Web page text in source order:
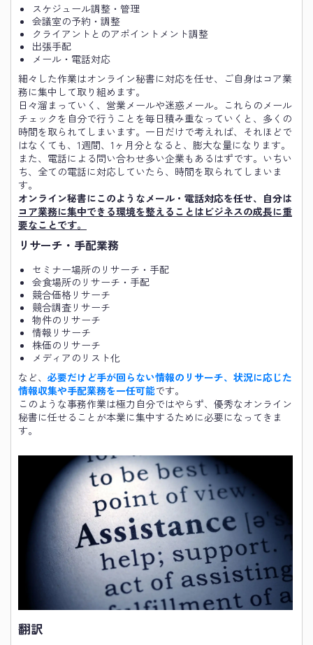
スケジュール調整・管理
会議室の予約・調整
クライアントとのアポイントメント調整
出張手配
メール・電話対応
細々した作業はオンライン秘書に対応を任せ、ご自身はコア業
務に集中して取り組めます。
日々溜まっていく、営業メールや迷惑メール。これらのメール
チェックを自分で行うことを毎日積み重なっていくと、多くの
時間を取られてしまいます。一日だけで考えれば、それほどで
はなくても、1週間、1ヶ月分となると、膨大な量になります。
また、電話による問い合わせ多い企業もあるはずです。いちい
ち、全ての電話に対応していたら、時間を取られてしまいま
す。
オンライン秘書にこのようなメール・電話対応を任せ、自分は
コア業務に集中できる環境を整えることはビジネスの成長に重
要なことです。
リサーチ・手配業務
セミナー場所のリサーチ・手配
会食場所のリサーチ・手配
競合価格リサーチ
競合調査リサーチ
物件のリサーチ
情報リサーチ
株価のリサーチ
メディアのリスト化
など、 必要だけど手が回らない情報のリサーチ、状況に応じた
情報収集や手配業務を一任可能です。
このような事務作業は極力自分ではやらず、優秀なオンライン
秘書に任せることが本業に集中するために必要になってきま
す。
翻訳